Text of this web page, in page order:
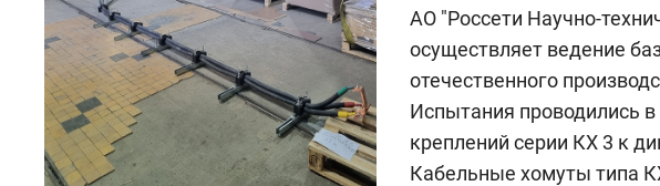
АО "Россети Научно-
осуществляет ведение
отечественного
Испытания проводились
креплений серии КХ 3 к
Кабельные хомуты типа